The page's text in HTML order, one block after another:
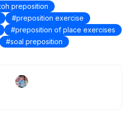
preposition
preposition exercise
preposition of place exercises
soal preposition